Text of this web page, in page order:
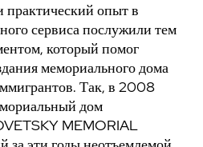
опыт в
сервиса послужили тем
который помог
мемориального дома
Так, в 2008
дом
MEMORIAL